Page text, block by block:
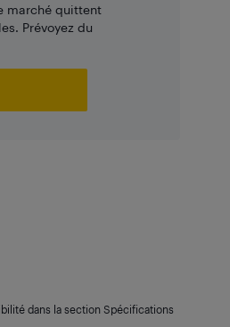
marché quittent
Prévoyez du
dans la section Spécifications